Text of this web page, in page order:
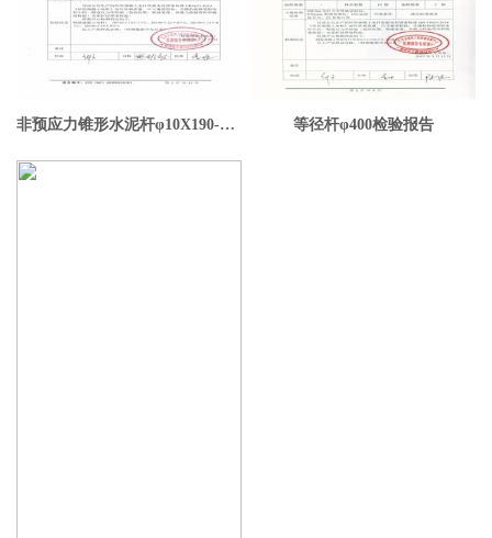
非预应力锥形水泥杆φ10X190-12X190-15X190-18X190 等径杆φ400检验报告